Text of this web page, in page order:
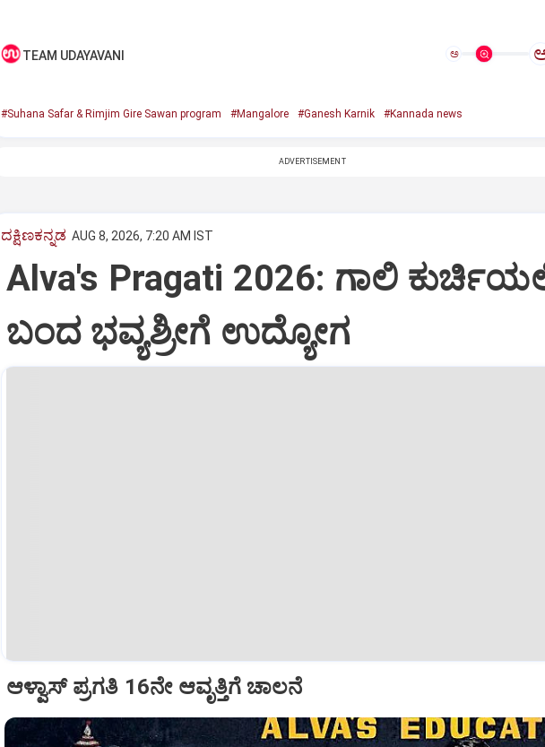
TEAM UDAYAVANI ಅ
#Suhana Safar & Rimjim Gire Sawan program #Mangalore #Ganesh Karnik #Kannada news
ADVERTISEMENT
ದಕ್ಷಿಣಕನ್ನಡ AUG 8, 2026, 7:20 AM IST
Alva's Pragati 2026: ಗಾಲಿ
ಬಂದ ಭವ್ಯಶ್ರೀಗೆ ಉದ್ಯೋಗ
ಆಳ್ವಾಸ್‌ ಪ್ರಗತಿ 16ನೇ ಆವೃತ್ತಿಗೆ ಚಾಲನೆ